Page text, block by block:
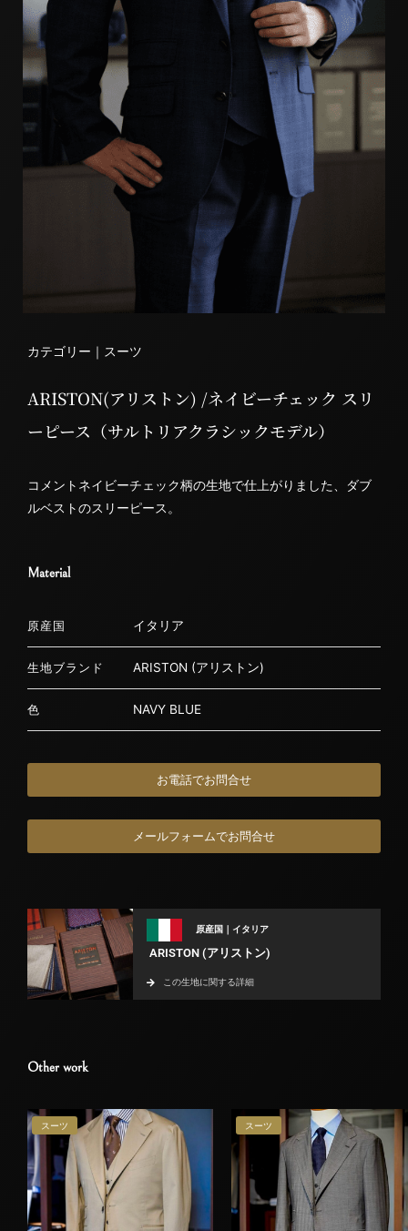
カテゴリー｜ スーツ
ARISTON(アリストン) /ネイビーチェック スリ
ーピース（サルトリアクラシックモデル）
コメントネイビーチェック柄の生地で仕上がりました、ダブ
ルベストのスリーピース。
Material
原産国 イタリア
生地ブランド ARISTON (アリストン)
色 NAVY BLUE
お電話でお問合せ
メールフォームでお問合せ
原産国｜イタリア
ARISTON (アリストン)
この生地に関する詳細
Other work
スーツ スーツ